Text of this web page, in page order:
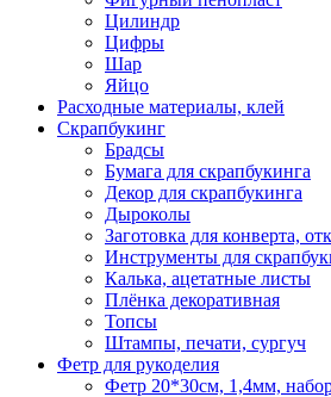
Цилиндр
Цифры
Шар
Яйцо
Расходные материалы, клей
Скрапбукинг
Брадсы
Бумага для скрапбукинга
Декор для скрапбукинга
Дыроколы
Заготовка для конверта,
Инструменты для
Калька, ацетатные листы
Плёнка декоративная
Топсы
Штампы, печати, сургуч
Фетр для рукоделия
Фетр 20*30см, 1,4мм,